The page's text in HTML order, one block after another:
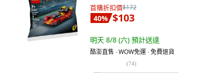
首購折扣價$172
40% $103
明天 8/8 (六) 預計送達
酷澎直售 ∙ WOW免運 ∙ 免費退貨
(74)